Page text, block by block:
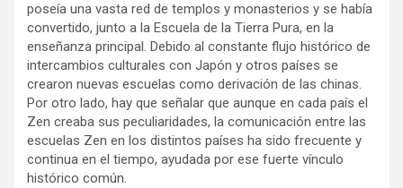
poseía una vasta red de templos y monasterios y se había
convertido, junto a la Escuela de la Tierra Pura, en la
enseñanza principal. Debido al constante flujo histórico de
intercambios culturales con Japón y otros países se
crearon nuevas escuelas como derivación de las chinas.
Por otro lado, hay que señalar que aunque en cada país el
Zen creaba sus peculiaridades, la comunicación entre las
escuelas Zen en los distintos países ha sido frecuente y
continua en el tiempo, ayudada por ese fuerte vínculo
histórico común.